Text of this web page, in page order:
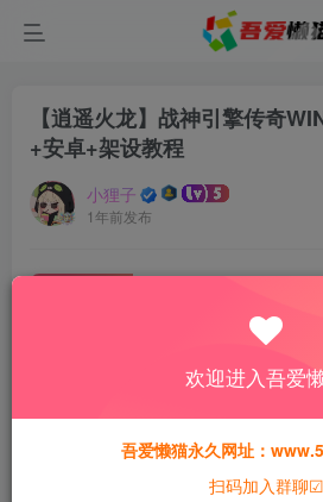
【逍遥火龙】战神引擎传奇
+安卓+架设教程
小狸子
1年前发布
此内容为免费资源，请登录后查看
登录查看
欢迎进入吾爱
吾爱懒猫永久网址：
扫码加入群聊☑